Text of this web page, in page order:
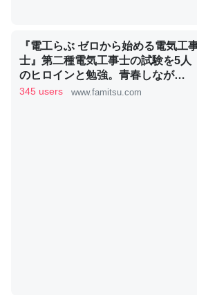
昆虫ってカルシウム少ないのか。知ら
コオロギのカルシウム分はエビの600
─ニュース :: 【研究発表】昆虫学の大問題＝
論文では「淡水はカルシウムも酸素
利だから両方が拮抗してるのでは」と
いる鋏角類（カブトガニ・ウミグモ
ずキチンを強化してる筈だが、酵素が
─ニュース :: 【研究発表】昆虫学の大問題＝
『電工らぶ ゼロから始める電気工
士』第二種電気工事士の試験を5人
のヒロインと勉強。青春しなが
ら“過去問1000問”や“本番形式CBT
345 users www.famitsu.com